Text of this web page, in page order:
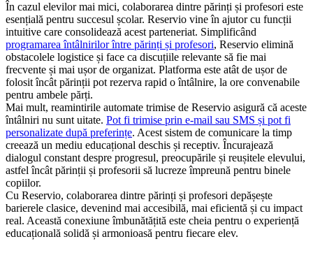
În cazul elevilor mai mici, colaborarea dintre părinți și profesori este
esențială pentru succesul școlar. Reservio vine în ajutor cu funcții
intuitive care consolidează acest parteneriat. Simplificând
programarea întâlnirilor între părinți și profesori, Reservio elimină
obstacolele logistice și face ca discuțiile relevante să fie mai
frecvente și mai ușor de organizat. Platforma este atât de ușor de
folosit încât părinții pot rezerva rapid o întâlnire, la ore convenabile
pentru ambele părți.
Mai mult, reamintirile automate trimise de Reservio asigură că aceste
întâlniri nu sunt uitate. Pot fi trimise prin e-mail sau SMS și pot fi
personalizate după preferințe. Acest sistem de comunicare la timp
creează un mediu educațional deschis și receptiv. Încurajează
dialogul constant despre progresul, preocupările și reușitele elevului,
astfel încât părinții și profesorii să lucreze împreună pentru binele
copiilor.
Cu Reservio, colaborarea dintre părinți și profesori depășește
barierele clasice, devenind mai accesibilă, mai eficientă și cu impact
real. Această conexiune îmbunătățită este cheia pentru o experiență
educațională solidă și armonioasă pentru fiecare elev.